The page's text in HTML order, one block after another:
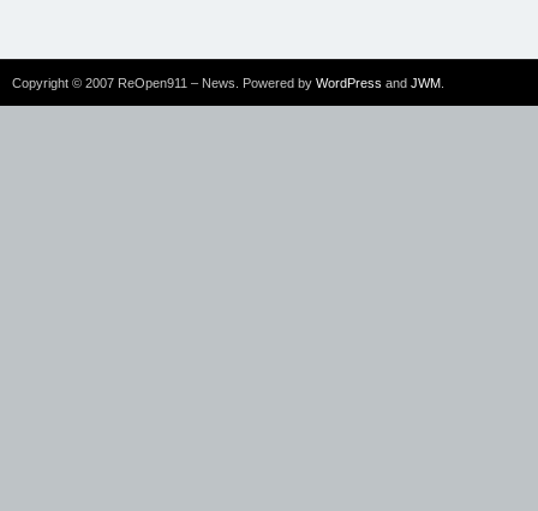
Copyright © 2007 ReOpen911 – News. Powered by WordPress and JWM